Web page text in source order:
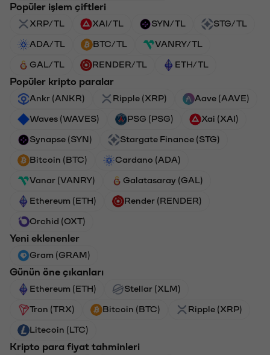
Popüler işlem çiftleri
XRP/TL XAI/TL SYN/TL STG/TL
ADA/TL BTC/TL VANRY/TL
GAL/TL RENDER/TL ETH/TL
Popüler kripto paralar
Ankr (ANKR) Ripple (XRP) Aave (AAVE)
Waves (WAVES) PSG (PSG) Xai (XAI)
Synapse (SYN) Stargate Finance (STG)
Bitcoin (BTC) Cardano (ADA)
Vanar (VANRY) Galatasaray (GAL)
Ethereum (ETH) Render (RENDER)
Orchid (OXT)
Yeni eklenenler
Gram (GRAM)
Günün öne çıkanları
Ethereum (ETH) Stellar (XLM)
Tron (TRX) Bitcoin (BTC) Ripple (XRP)
Litecoin (LTC)
Kripto para fiyat tahminleri